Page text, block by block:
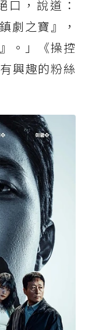
口，說道：
劇之寶』，
。」《操控
興趣的粉絲